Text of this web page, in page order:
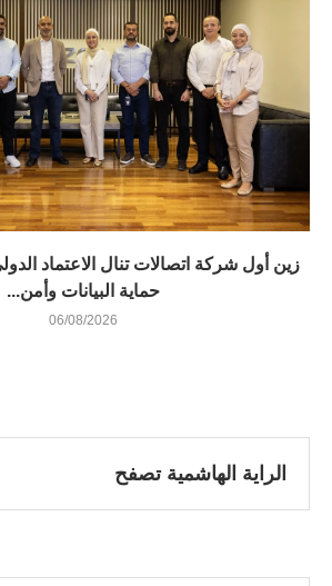
زين أول شركة اتصالات تنال الاعتماد
حماية البيانات وأمن...
06/08/2026
الراية الهاشمية تصفح